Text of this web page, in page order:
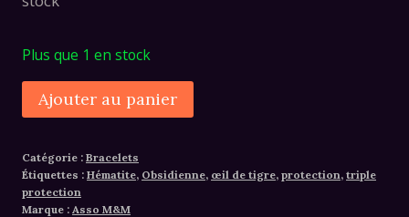
Plus que 1 en stock
quantité
de
triple
protection
Ajouter au panier
Catégorie : Bracelets
Étiquettes : Hématite, Obsidienne, œil de tigre, protection, triple
protection
Marque : Asso M&M